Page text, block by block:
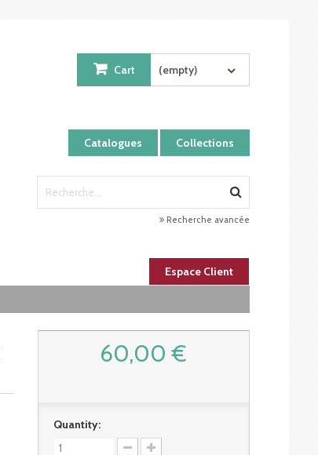
Catalogues Collections
Cart (empty)
Recherche avancée
Espace Client
60,00 €
Quantity: